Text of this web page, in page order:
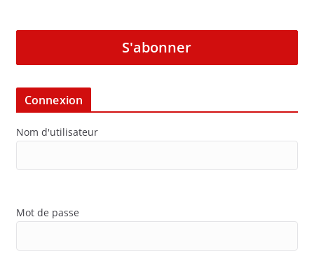
S'abonner
Connexion
Nom d'utilisateur
Mot de passe